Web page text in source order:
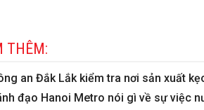
THÊM:
an Đắk Lắk kiểm tra nơi sản xuất
đạo Hanoi Metro nói gì về sự việc